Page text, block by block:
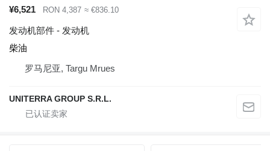
¥6,521 RON 4,387 ≈ €836.10
发动机部件 - 发动机
柴油
罗马尼亚, Targu Mrues
UNITERRA GROUP S.R.L.